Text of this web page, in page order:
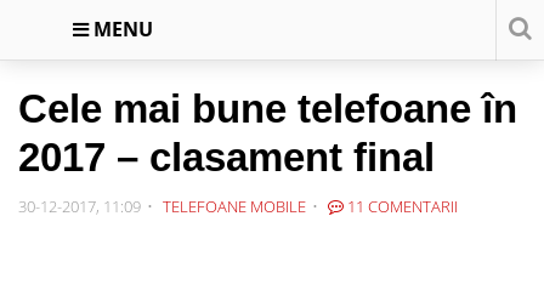
MENU
Cele mai bune telefoane în
2017 – clasament final
30-12-2017, 11:09 TELEFOANE MOBILE 11 COMENTARII